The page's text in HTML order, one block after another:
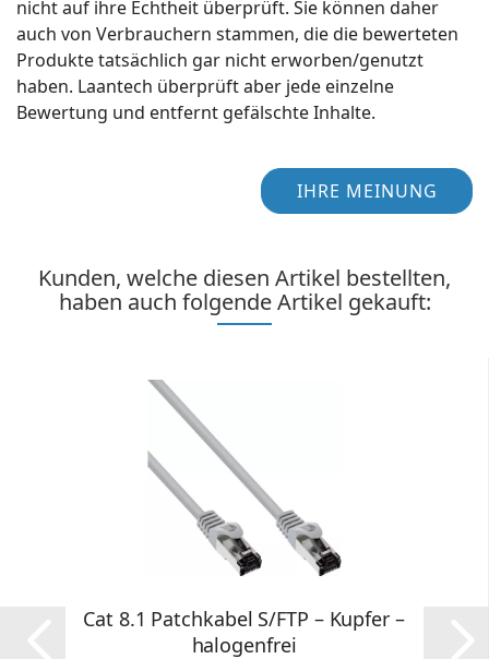
nicht auf ihre Echtheit überprüft. Sie können daher
auch von Verbrauchern stammen, die die bewerteten
Produkte tatsächlich gar nicht erworben/genutzt
haben. Laantech überprüft aber jede einzelne
Bewertung und entfernt gefälschte Inhalte.
IHRE MEINUNG
Kunden, welche diesen Artikel bestellten,
haben auch folgende Artikel gekauft:
Cat 8.1 Patchkabel S/FTP – Kupfer –
halogenfrei